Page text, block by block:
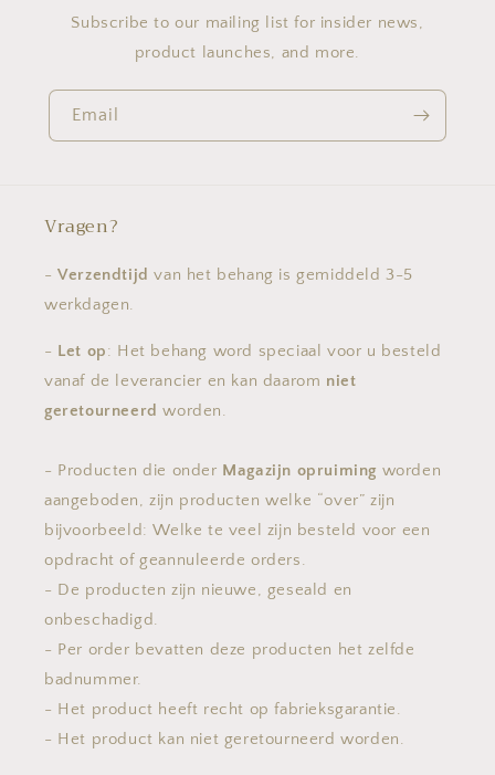
Subscribe to our mailing list for insider news,
product launches, and more.
Email
Vragen?
-Verzendtijd van het behang is gemiddeld 3-5
werkdagen.
- Let op: Het behang word speciaal voor u besteld
vanaf de leverancier en kan daarom niet
geretourneerd worden.
- Producten die onder Magazijn opruiming worden
aangeboden, zijn producten welke “over” zijn
bijvoorbeeld: Welke te veel zijn besteld voor een
opdracht of geannuleerde orders.
- De producten zijn nieuwe, geseald en
onbeschadigd.
- Per order bevatten deze producten het zelfde
badnummer.
- Het product heeft recht op fabrieksgarantie.
- Het product kan niet geretourneerd worden.